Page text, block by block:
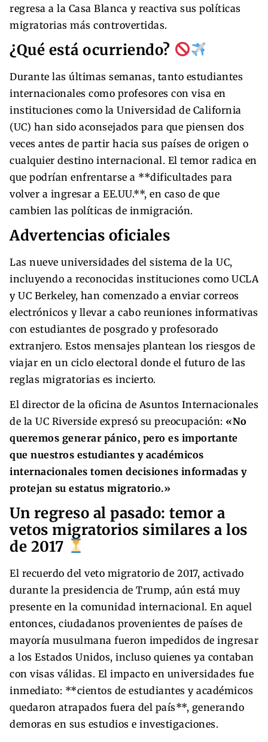
regresa a la Casa Blanca y reactiva sus políticas
migratorias más controvertidas.
¿Qué está ocurriendo?
Durante las últimas semanas, tanto estudiantes
internacionales como profesores con visa en
instituciones como la Universidad de California
(UC) han sido aconsejados para que piensen dos
veces antes de partir hacia sus países de origen o
cualquier destino internacional. El temor radica en
que podrían enfrentarse a **dificultades para
volver a ingresar a EE.UU.**, en caso de que
cambien las políticas de inmigración.
Advertencias oficiales
Las nueve universidades del sistema de la UC,
incluyendo a reconocidas instituciones como UCLA
y UC Berkeley, han comenzado a enviar correos
electrónicos y llevar a cabo reuniones informativas
con estudiantes de posgrado y profesorado
extranjero. Estos mensajes plantean los riesgos de
viajar en un ciclo electoral donde el futuro de las
reglas migratorias es incierto.
El director de la oficina de Asuntos Internacionales
de la UC Riverside expresó su preocupación: «No
queremos generar pánico, pero es importante
que nuestros estudiantes y académicos
internacionales tomen decisiones informadas y
protejan su estatus migratorio.»
Un regreso al pasado: temor a
vetos migratorios similares a los
de 2017
El recuerdo del veto migratorio de 2017, activado
durante la presidencia de Trump, aún está muy
presente en la comunidad internacional. En aquel
entonces, ciudadanos provenientes de países de
mayoría musulmana fueron impedidos de ingresar
a los Estados Unidos, incluso quienes ya contaban
con visas válidas. El impacto en universidades fue
inmediato: **cientos de estudiantes y académicos
quedaron atrapados fuera del país**, generando
demoras en sus estudios e investigaciones.